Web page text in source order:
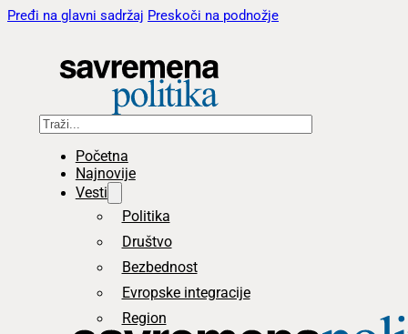
Pređi na glavni sadržaj Preskoči na podnožje
Pretraga
Početna
Najnovije
Vesti
Politika
Društvo
Bezbednost
Evropske integracije
Region